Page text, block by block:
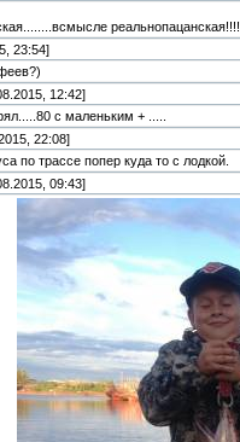
реальнопацанская!!!!
23:54]
12:42]
с маленьким + .....
22:08]
по трассе попер куда то с лодкой.
09:43]